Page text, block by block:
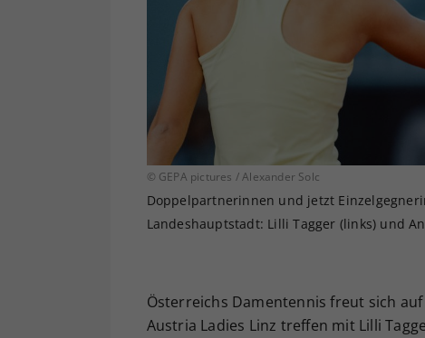
© GEPA pictures / Alexander Solc
Doppelpartnerinnen und jetzt
Landeshauptstadt: Lilli Tagger (links) und
Österreichs Damentennis freut sich
Austria Ladies Linz treffen mit Lilli